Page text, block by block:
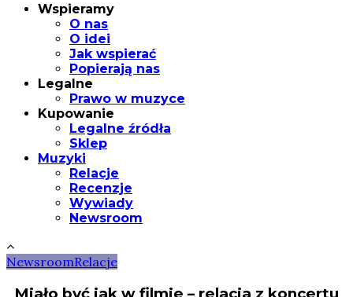
Wspieramy
O nas
O idei
Jak wspierać
Popierają nas
Legalne
Prawo w muzyce
Kupowanie
Legalne źródła
Sklep
Muzyki
Relacje
Recenzje
Wywiady
Newsroom
NewsroomRelacje
Miało być jak w filmie – relacja z koncertu